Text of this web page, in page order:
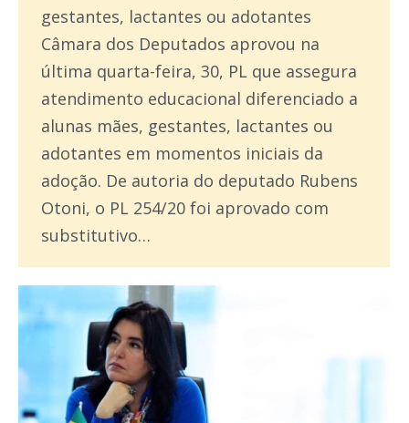
gestantes, lactantes ou adotantes
Câmara dos Deputados aprovou na
última quarta-feira, 30, PL que assegura
atendimento educacional diferenciado a
alunas mães, gestantes, lactantes ou
adotantes em momentos iniciais da
adoção. De autoria do deputado Rubens
Otoni, o PL 254/20 foi aprovado com
substitutivo…